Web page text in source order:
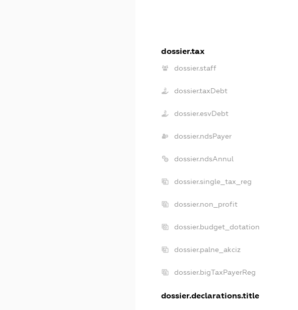
dossier.tax
dossier.staff
dossier.taxDebt
dossier.esvDebt
dossier.ndsPayer
dossier.ndsAnnul
dossier.single_tax_reg
dossier.non_profit
dossier.budget_dotation
dossier.palne_akciz
dossier.bigTaxPayerReg
dossier.declarations.title